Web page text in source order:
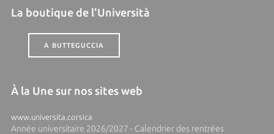
La boutique de l'Università
A BUTTEGUCCIA
À la Une sur nos sites web
www.universita.corsica
Année universitaire 2026/2027 - Calendrier des rentrées